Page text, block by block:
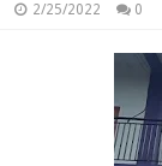
2/25/2022 0